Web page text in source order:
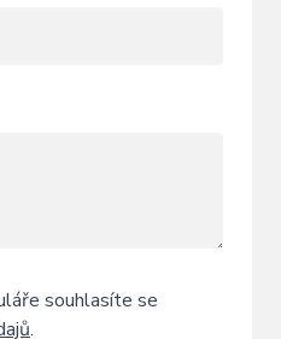
souhlasíte se
.